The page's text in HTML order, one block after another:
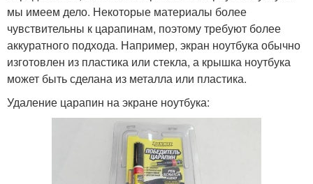
мы имеем дело. Некоторые материалы более
чувствительны к царапинам, поэтому требуют более
аккуратного подхода. Например, экран ноутбука обычно
изготовлен из пластика или стекла, а крышка ноутбука
может быть сделана из металла или пластика.
Удаление царапин на экране ноутбука: